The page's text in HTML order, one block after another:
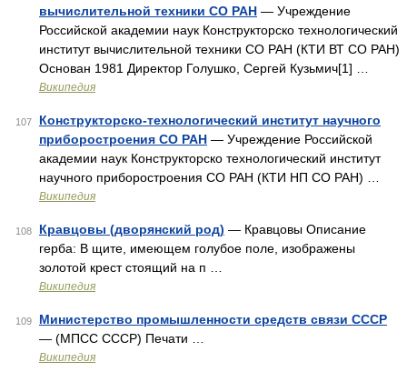
вычислительной техники СО РАН — Учреждение
Российской академии наук Конструкторско технологический
институт вычислительной техники СО РАН (КТИ ВТ СО РАН)
Основан 1981 Директор Голушко, Сергей Кузьмич[1] …
Википедия
107
Конструкторско-технологический институт научного
приборостроения СО РАН — Учреждение Российской
академии наук Конструкторско технологический институт
научного приборостроения СО РАН (КТИ НП СО РАН) …
Википедия
108 Кравцовы (дворянский род) — Кравцовы Описание
герба: В щите, имеющем голубое поле, изображены
золотой крест стоящий на п …
Википедия
109
Министерство промышленности средств связи СССР
— (МПСС СССР) Печати …
Википедия